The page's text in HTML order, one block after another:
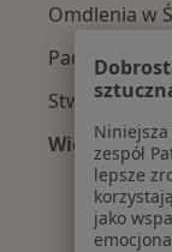
Omdlenia w
Padaczka w
Stwardnienie
Więcej (15)
Więcej
zespół
lepsze
jako